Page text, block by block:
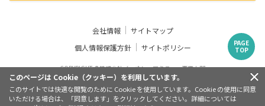
このページは Cookie（クッキー）を利用しています。
このサイトでは快適な閲覧のために Cookie を使用しています。Cookie の使用に同意
いただける場合は、「同意します」をクリックしてください。詳細については
PAGE
TOP
会社情報
サイトマップ
個人情報保護方針
サイトポリシー
COPYRIGHT ©株式会社イーオン アミティー事業本部
英検®は、公益財団法人 日本英語検定協会の登録商標です。この